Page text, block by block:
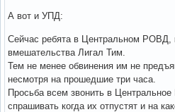
А вот и УПД:
Сейчас ребята в Центральном РОВД,
вмешательства Лигал Тим.
Тем не менее обвинения им не
несмотря на прошедшие три часа.
Просьба всем звонить в
спрашивать когда их отпустят и на